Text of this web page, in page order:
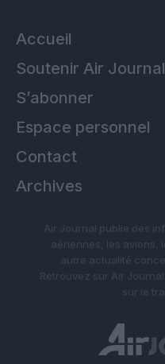
Accueil
Soutenir Air Journal
S’abonner
Espace personnel
Contact
Archives